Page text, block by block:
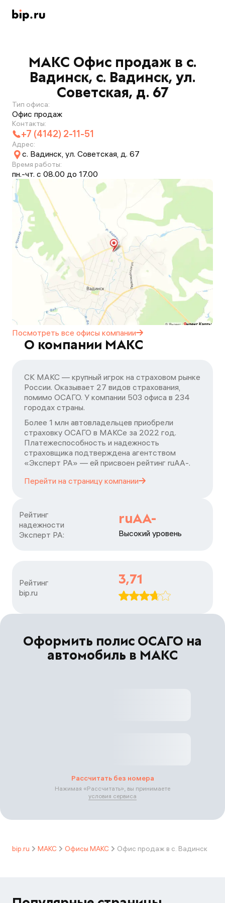
МАКС Офис продаж в с.
Вадинск, с. Вадинск, ул.
Советская, д. 67
Тип офиса:
Офис продаж
Контакты:
+7 (4142) 2-11-51
Адрес:
с. Вадинск, ул. Советская, д. 67
Время работы:
пн.-чт. с 08.00 до 17.00
Посмотреть все офисы компании
О компании МАКС
СК МАКС — крупный игрок на страховом рынке
России. Оказывает 27 видов страхования,
помимо ОСАГО. У компании 503 офиса в 234
городах страны.
Более 1 млн автовладельцев приобрели
страховку ОСАГО в МАКСе за 2022 год.
Платежеспособность и надежность
страховщика подтверждена агентством
«Эксперт РА» — ей присвоен рейтинг ruАA-.
Перейти на страницу компании
Рейтинг
надежности
Эксперт РА:
ruAA-
Высокий уровень
Рейтинг
bip.ru
3,71
Оформить полис ОСАГО на
автомобиль в МАКС
Рассчитать без номера
Нажимая «Рассчитать», вы принимаете
условия сервиса
bip.ru МАКС Офисы МАКС Офис продаж в с. Вадинск